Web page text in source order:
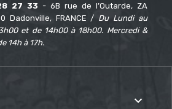
27 33 - 6B rue de l’Outarde, ZA
Dadonville, FRANCE / Du Lundi au
et de 14h00 à 18h00. Mercredi &
14h à 17h.
